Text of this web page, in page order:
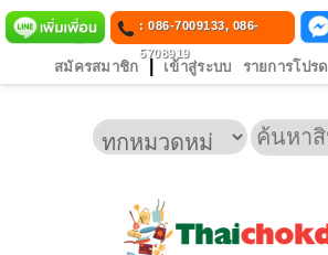
: 086-7009133, 086-
5708919
สมัครสมาชิก เข้าสู่ระบบ รายการโปรด